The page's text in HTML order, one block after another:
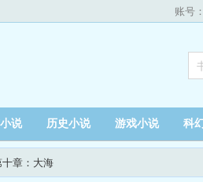
账号：
说 历史小说 游戏小说 科
章：大海